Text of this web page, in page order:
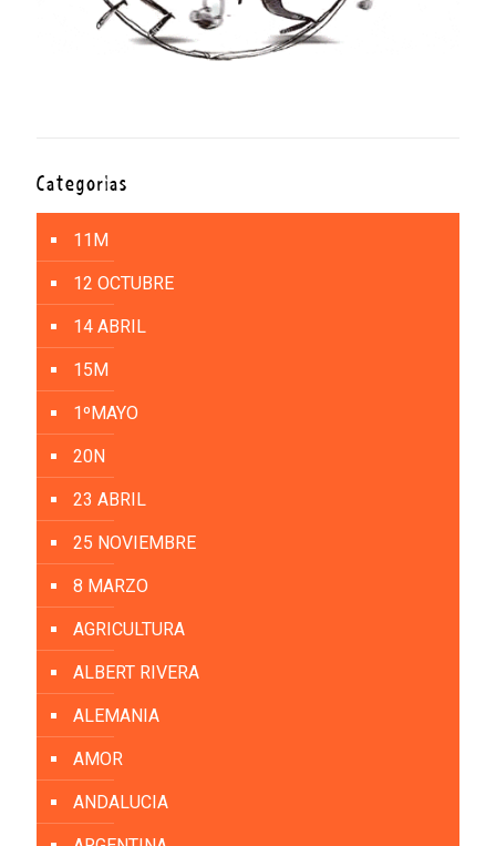
Categorías
11M
12 OCTUBRE
14 ABRIL
15M
1ºMAYO
20N
23 ABRIL
25 NOVIEMBRE
8 MARZO
AGRICULTURA
ALBERT RIVERA
ALEMANIA
AMOR
ANDALUCIA